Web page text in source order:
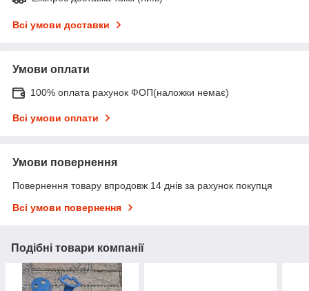
Всі умови доставки
Умови оплати
100% оплата рахунок ФОП(наложки немає)
Всі умови оплати
Умови повернення
Повернення товару впродовж 14 днів за рахунок покупця
Всі умови повернення
Подібні товари компанії